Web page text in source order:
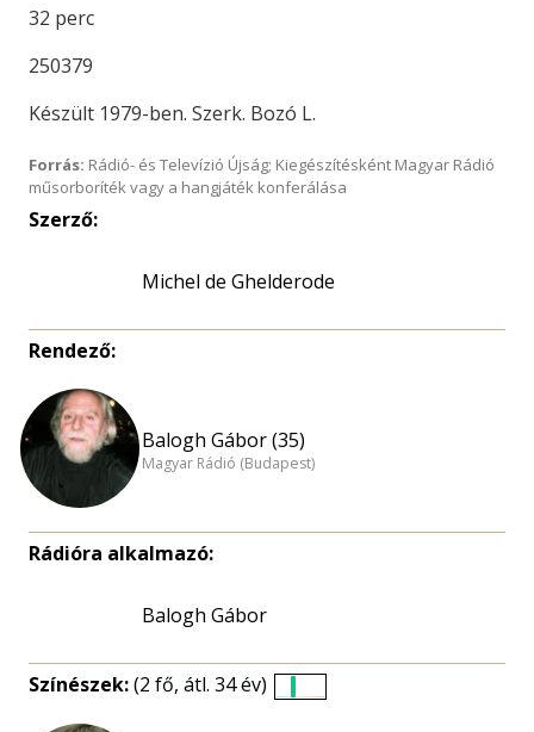
32 perc
250379
Készült 1979-ben. Szerk. Bozó L.
Forrás: Rádió- és Televízió Újság; Kiegészítésként Magyar Rádió
műsorboríték vagy a hangjáték konferálása
Szerző:
Michel de Ghelderode
Rendező:
Balogh Gábor (35)
Magyar Rádió (Budapest)
Rádióra alkalmazó:
Balogh Gábor
Színészek:(2 fő, átl. 34 év)